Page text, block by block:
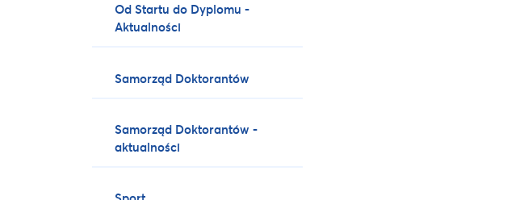
Od Startu do Dyplomu -
Aktualności
Samorząd Doktorantów
Samorząd Doktorantów -
aktualności